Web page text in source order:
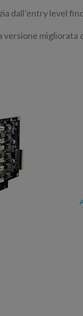
dall’entry level
migliorata